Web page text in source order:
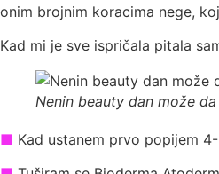
onim brojnim koracima nege,
Kad mi je sve ispričala pitala
Nenin beauty dan može
■ Kad ustanem prvo popijem